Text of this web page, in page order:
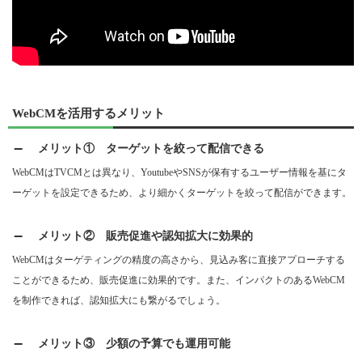
WebCMを活用するメリット
メリット① ターゲットを絞って配信できる
WebCMはTVCMとは異なり、YoutubeやSNSが保有するユーザー情報を基にタ
ーゲットを設定できるため、より細かくターゲットを絞って配信ができます。
メリット② 販売促進や認知拡大に効果的
WebCMはターゲティングの精度の高さから、見込み客に直接アプローチする
ことができるため、販売促進に効果的です。また、インパクトのあるWebCM
を制作できれば、認知拡大にも繋がるでしょう。
メリット③ 少額の予算でも運用可能